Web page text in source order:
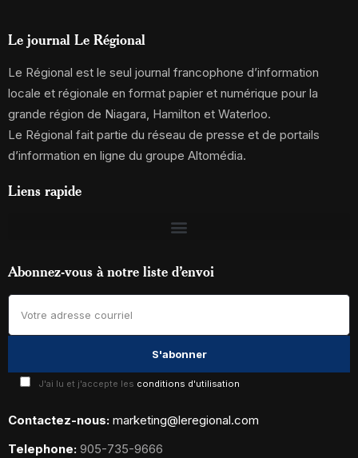
Le journal Le Régional
Le Régional est le seul journal francophone d’information
locale et régionale en format papier et numérique pour la
grande région de Niagara, Hamilton et Waterloo.
Le Régional fait partie du réseau de presse et de portails
d’information en ligne du groupe Altomédia.
Liens rapide
Abonnez-vous à notre liste d’envoi
J'ai lu et j'accepte les conditions d'utilisation
Contactez-nous: marketing@leregional.com
Telephone: 905-735-9666